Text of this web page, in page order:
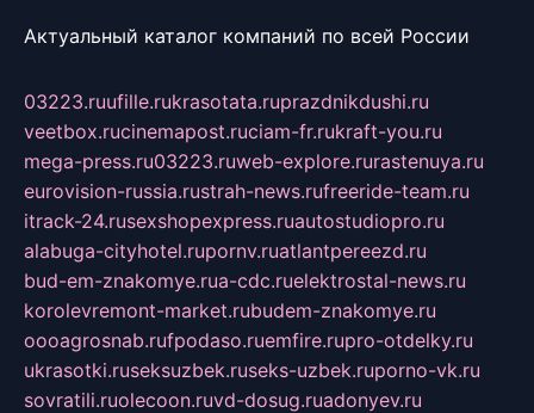
Актуальный каталог компаний по всей России
03223.ruufille.rukrasotata.ruprazdnikdushi.ru
veetbox.rucinemapost.ruciam-fr.rukraft-you.ru
mega-press.ru03223.ruweb-explore.rurastenuya.ru
eurovision-russia.rustrah-news.rufreeride-team.ru
itrack-24.rusexshopexpress.ruautostudiopro.ru
alabuga-cityhotel.rupornv.ruatlantpereezd.ru
bud-em-znakomye.rua-cdc.ruelektrostal-news.ru
korolevremont-market.rubudem-znakomye.ru
oooagrosnab.rufpodaso.ruemfire.rupro-otdelky.ru
ukrasotki.ruseksuzbek.ruseks-uzbek.ruporno-vk.ru
sovratili.ruolecoon.ruvd-dosug.ruadonyev.ru